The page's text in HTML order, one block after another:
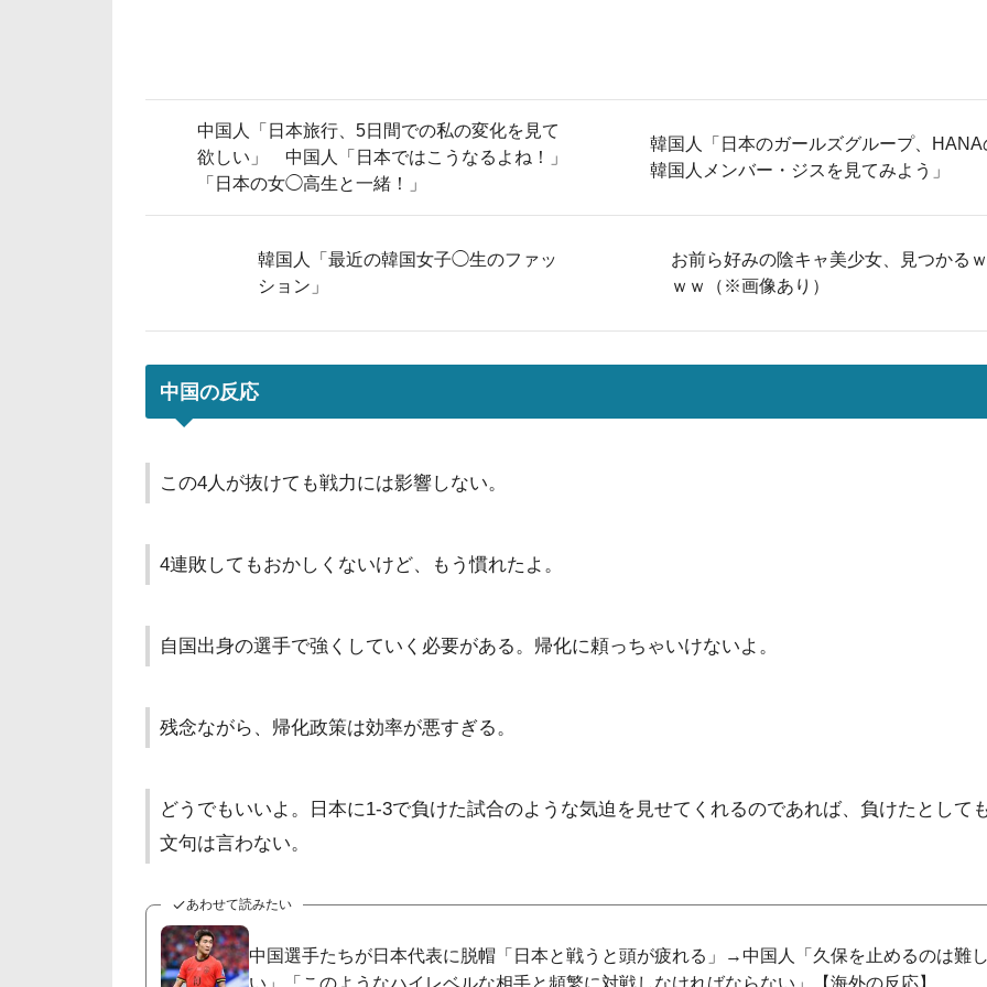
中国人「日本旅行、5日間での私の変化を見て
欲しい」 中国人「日本ではこうなるよね！」
「日本の女◯高生と一緒！」
韓国人「日本のガールズグループ、HANA
韓国人メンバー・ジスを見てみよう」
韓国人「最近の韓国女子◯生のファッ
ション」
お前ら好みの陰キャ美少女、見つかるｗ
ｗｗ（※画像あり）
中国の反応
この4人が抜けても戦力には影響しない。
4連敗してもおかしくないけど、もう慣れたよ。
自国出身の選手で強くしていく必要がある。帰化に頼っちゃいけないよ。
残念ながら、帰化政策は効率が悪すぎる。
どうでもいいよ。日本に1-3で負けた試合のような気迫を見せてくれるのであれば、負けたとして
文句は言わない。
あわせて読みたい
中国選手たちが日本代表に脱帽「日本と戦うと頭が疲れる」→中国人「久保を止めるのは難
い」「このようなハイレベルな相手と頻繁に対戦しなければならない」【海外の反応】